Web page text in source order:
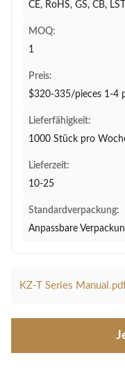
CE, RoHS, GS, CB, LST
MOQ:
1
Preis:
$320-335/pieces 1-4
Lieferfähigkeit:
1000 Stück pro
Lieferzeit:
10-25
Standardverpackung:
Anpassbare
KZ-T Series